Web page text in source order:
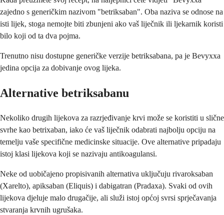
zajedno s generičkim nazivom "betriksaban". Oba naziva se odnose na
isti lijek, stoga nemojte biti zbunjeni ako vaš liječnik ili ljekarnik koristi
bilo koji od ta dva pojma.
Trenutno nisu dostupne generičke verzije betriksabana, pa je Bevyxxa
jedina opcija za dobivanje ovog lijeka.
Alternative betriksabanu
Nekoliko drugih lijekova za razrjeđivanje krvi može se koristiti u slične
svrhe kao betrixaban, iako će vaš liječnik odabrati najbolju opciju na
temelju vaše specifične medicinske situacije. Ove alternative pripadaju
istoj klasi lijekova koji se nazivaju antikoagulansi.
Neke od uobičajeno propisivanih alternativa uključuju rivaroksaban
(Xarelto), apiksaban (Eliquis) i dabigatran (Pradaxa). Svaki od ovih
lijekova djeluje malo drugačije, ali služi istoj općoj svrsi sprječavanja
stvaranja krvnih ugrušaka.